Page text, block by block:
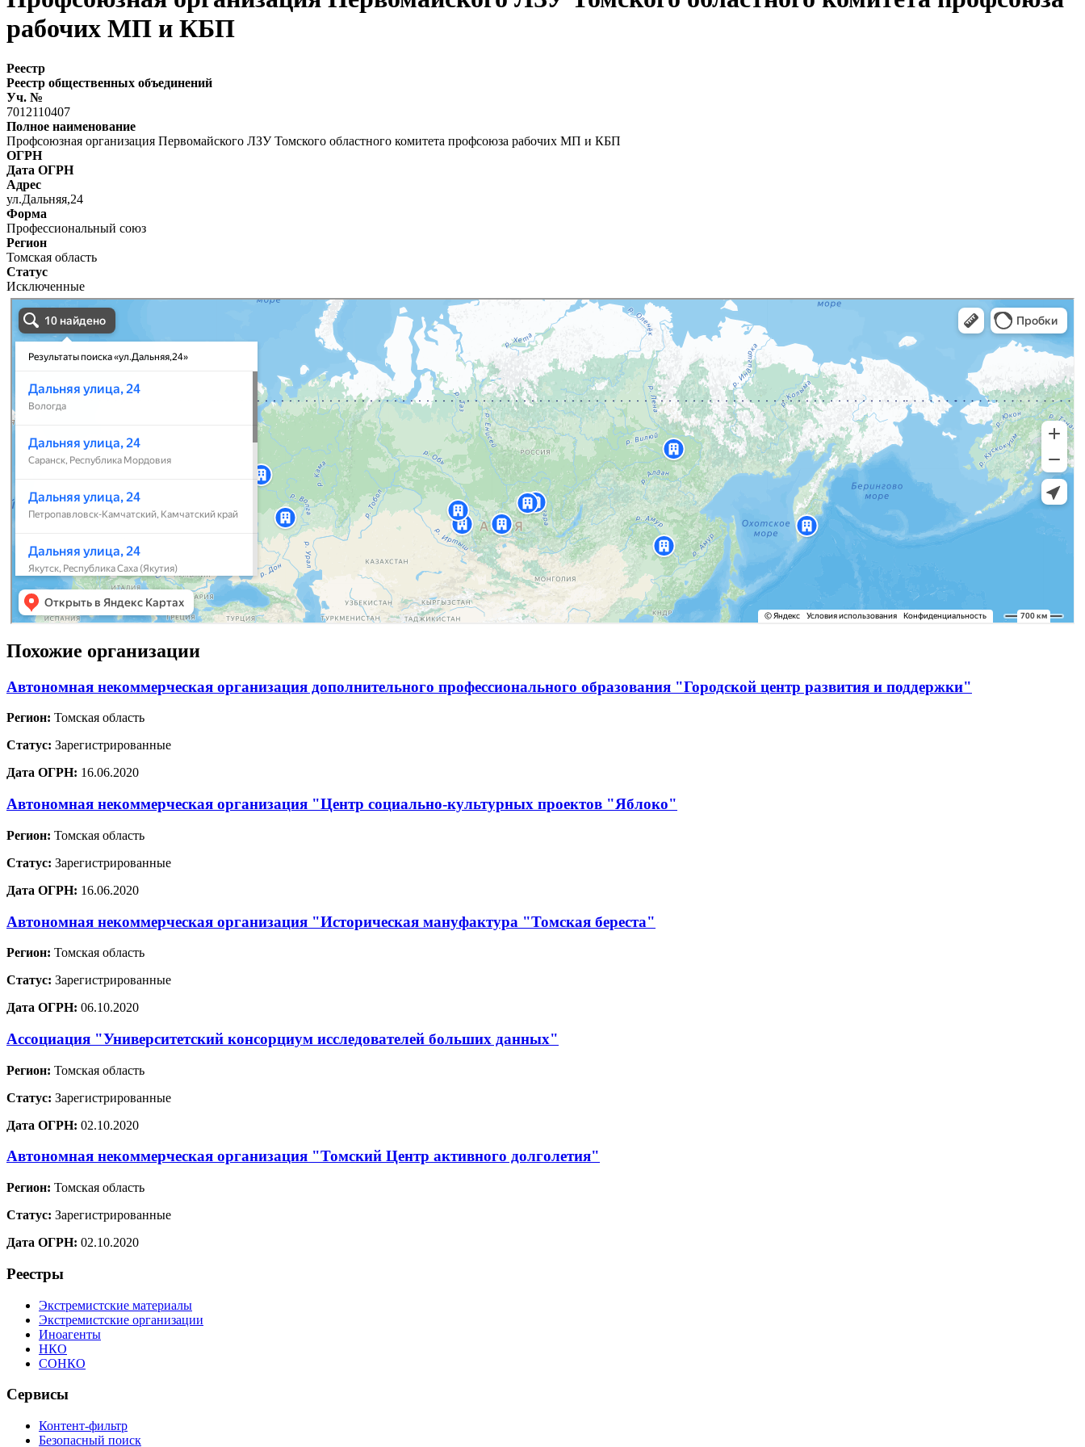
рабочих МП и КБП
Реестр
Реестр общественных объединений
Уч. №
7012110407
Полное наименование
Профсоюзная организация Первомайского ЛЗУ Томского областного комитета профсоюза рабочих МП и КБП
ОГРН
Дата ОГРН
Адрес
ул.Дальняя,24
Форма
Профессиональный союз
Регион
Томская область
Статус
Исключенные
Похожие организации
Автономная некоммерческая организация дополнительного профессионального образования "Городской центр развития и поддержки"
Регион: Томская область
Статус: Зарегистрированные
Дата ОГРН: 16.06.2020
Автономная некоммерческая организация "Центр социально-культурных проектов "Яблоко"
Регион: Томская область
Статус: Зарегистрированные
Дата ОГРН: 16.06.2020
Автономная некоммерческая организация "Историческая мануфактура "Томская береста"
Регион: Томская область
Статус: Зарегистрированные
Дата ОГРН: 06.10.2020
Ассоциация "Университетский консорциум исследователей больших данных"
Регион: Томская область
Статус: Зарегистрированные
Дата ОГРН: 02.10.2020
Автономная некоммерческая организация "Томский Центр активного долголетия"
Регион: Томская область
Статус: Зарегистрированные
Дата ОГРН: 02.10.2020
Реестры
Экстремистские материалы
Экстремистские организации
Иноагенты
НКО
СОНКО
Сервисы
Контент-фильтр
Безопасный поиск